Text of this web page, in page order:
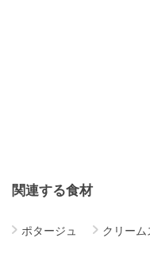
関連する食材
ポタージュ クリー